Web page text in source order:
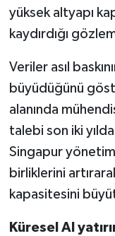
yüksek altyapı
kaydırdığı
Veriler asıl
büyüdüğünü
alanında
talebi son iki
Singapur
birliklerini
kapasitesini
Küresel AI